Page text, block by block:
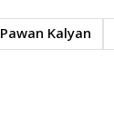
Pawan Kalyan